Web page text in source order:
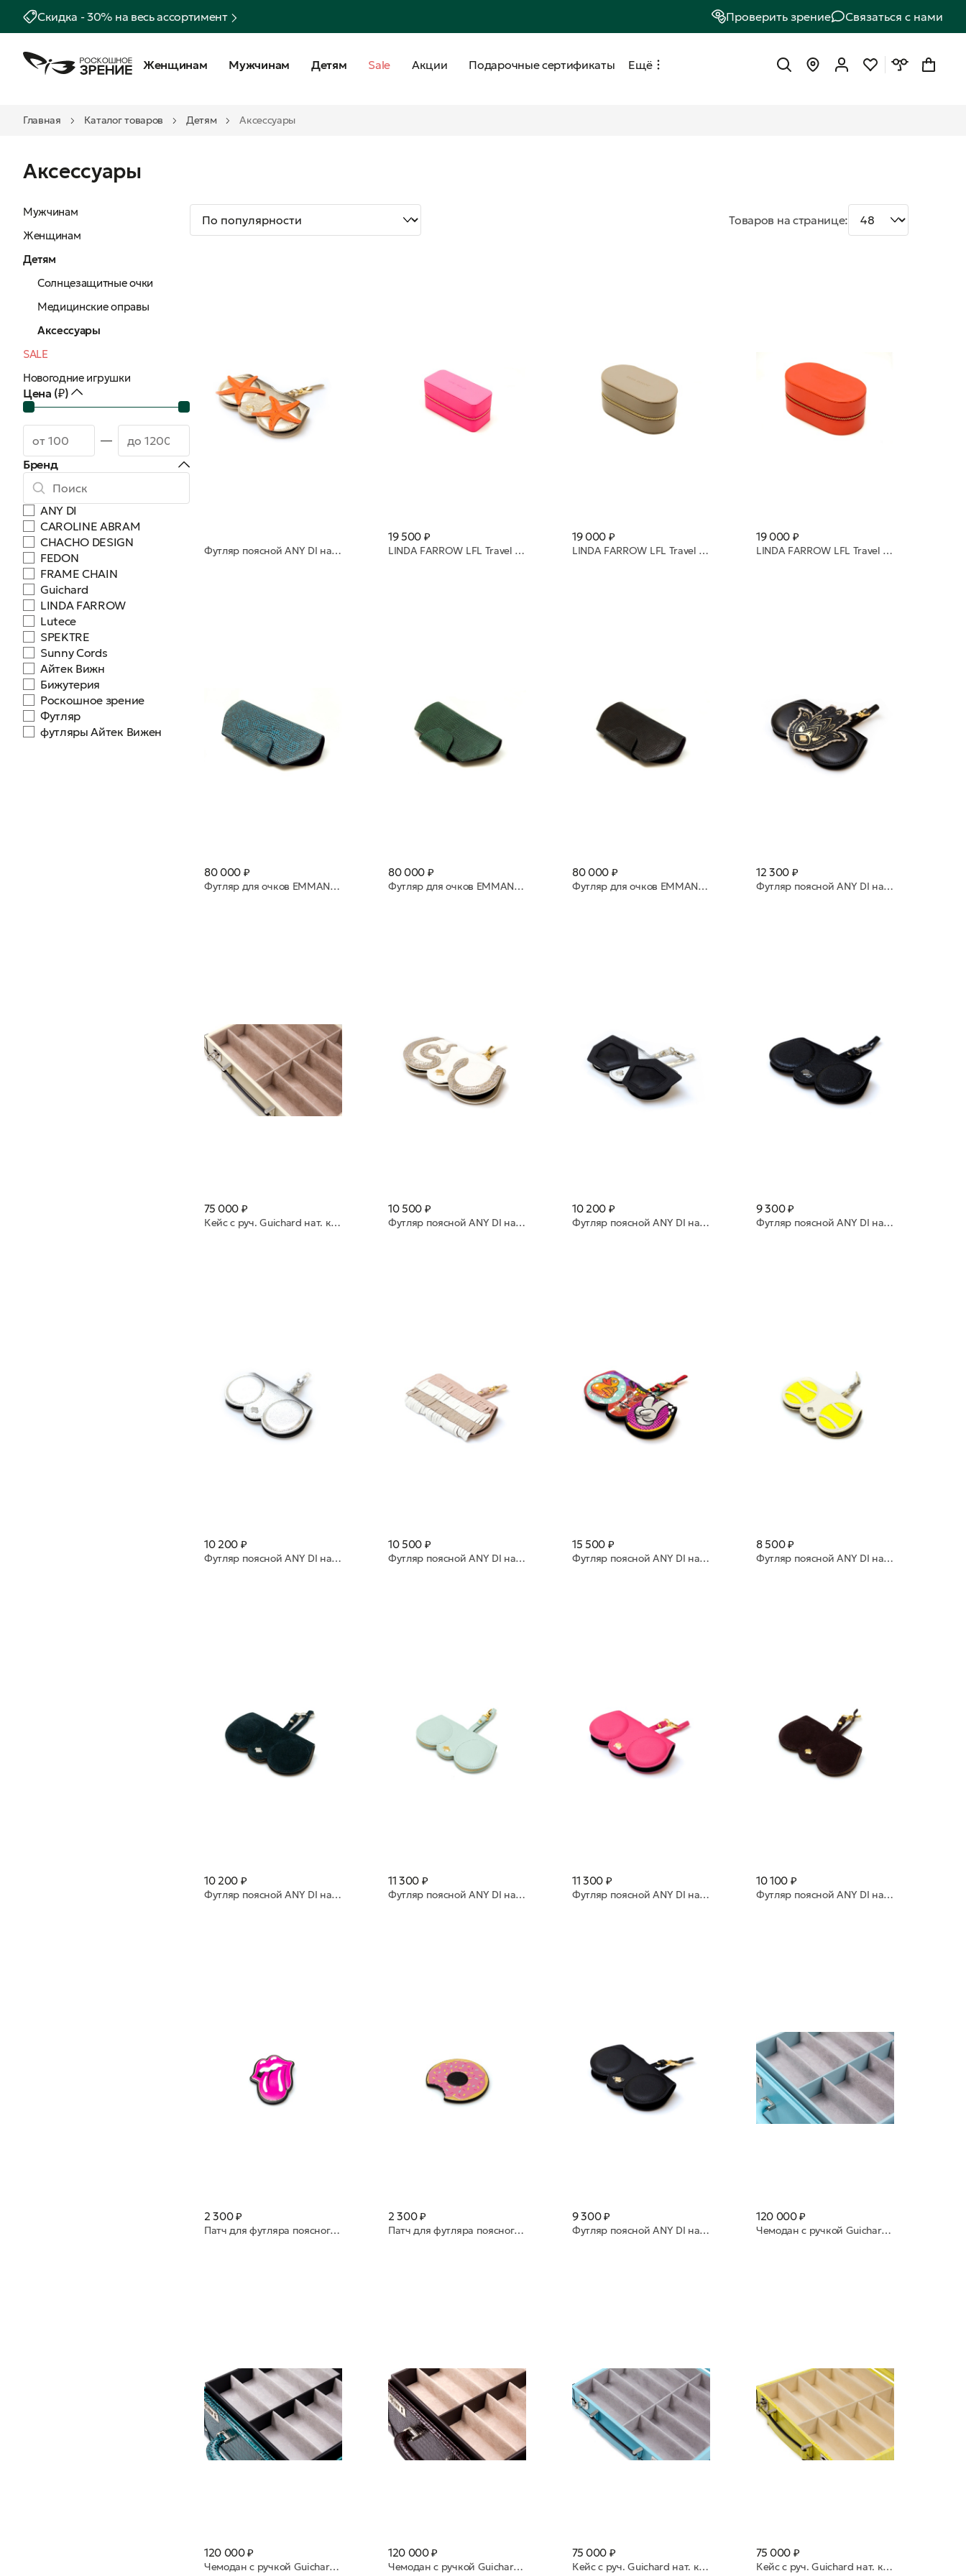
Скидка - 30% на весь ассортимент Проверить зрение Связаться с нами
Женщинам Мужчинам Детям Sale Акции Подарочные сертификаты Ещё
Главная Каталог товаров Детям Аксессуары
Аксессуары
Мужчинам
Женщинам
Детям
Солнцезащитные очки
Медицинские оправы
Аксессуары
SALE
Новогодние игрушки
Цена (₽)
Бренд
ANY DI
CAROLINE ABRAM
CHACHO DESIGN
FEDON
FRAME CHAIN
Guichard
LINDA FARROW
Lutece
SPEKTRE
Sunny Cords
Айтек Вижн
Бижутерия
Роскошное зрение
Футляр
футляры Айтек Вижен
Товаров на странице:
Футляр поясной ANY DI натуральная кожа SP101652 Sea Star
19 500 ₽
LINDA FARROW LFL Travel Case 2 Neon Pink
19 000 ₽
LINDA FARROW LFL Travel Case in Taupe
19 000 ₽
LINDA FARROW LFL Travel Case 2 Orange
80 000 ₽
Футляр для очков EMMANUELLE_KIRSCH Blue
80 000 ₽
Футляр для очков EMMANUELLE_KIRSCH Vert 1235
80 000 ₽
Футляр для очков EMMANUELLE_KIRSCH Noir 1090
12 300 ₽
Футляр поясной ANY DI натуральная кожа SP101652 Fatima
75 000 ₽
Кейс с руч. Guiсhard нат. к.10 яч. Dollaro crema 2001 св бежевый
10 500 ₽
Футляр поясной ANY DI натуральная кожа SP101652 Medusa
10 200 ₽
Футляр поясной ANY DI натуральная кожа SP101602 Cosmic
9 300 ₽
Футляр поясной ANY DI натуральная кожа SP101602 Black Metallic
10 200 ₽
Футляр поясной ANY DI натуральная кожа SP101602 Silver
10 500 ₽
Футляр поясной ANY DI натуральная кожа SP101602 All Over Fringes
15 500 ₽
Футляр поясной ANY DI натуральная кожа SP101602 PopArt by Jeroen van Unen (PAJ))
8 500 ₽
Футляр поясной ANY DI натуральная кожа SP101602 Tennis Brushed
10 200 ₽
Футляр поясной ANY DI натуральная кожа SP101602 Petrol
11 300 ₽
Футляр поясной ANY DI натуральная кожа SP101602 Mint Green
11 300 ₽
Футляр поясной ANY DI натуральная кожа SP101602 Fuchsia
10 100 ₽
Футляр поясной ANY DI натуральная кожа SP101602 Acai
2 300 ₽
Патч для футляра поясного ANY DI натуральная кожа PA101615 Rock 'n' Roll
2 300 ₽
Патч для футляра поясного ANY DI натуральная кожа PA101614 Donut
9 300 ₽
Футляр поясной ANY DI натуральная кожа SP101602 Black Silver
120 000 ₽
Чемодан с ручкой Guichard нат. кожа 30 яч Azzurro св голубой
120 000 ₽
Чемодан с ручкой Guichard нат кожа 30 яч Foresta бирюза
120 000 ₽
Чемодан с ручкой Guichard нат. кожа 30 яч Ruggine коричн/красный
75 000 ₽
Кейс с руч. Guiсhard нат. к.10 яч. Azzurro 0029 св. голубой
75 000 ₽
Кейс с руч. Guiсhard нат. к.10 яч. Lime желтый